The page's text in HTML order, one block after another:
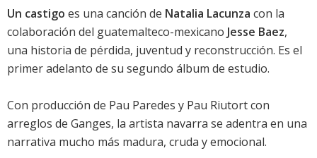
Un castigo es una canción de Natalia Lacunza con la
colaboración del guatemalteco-mexicano Jesse Baez,
una historia de pérdida, juventud y reconstrucción. Es el
primer adelanto de su segundo álbum de estudio.
Con producción de Pau Paredes y Pau Riutort con
arreglos de Ganges, la artista navarra se adentra en una
narrativa mucho más madura, cruda y emocional.